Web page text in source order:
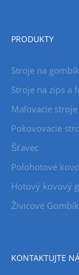
PRODUKTY
Stroje na
Stroje na zips a
Maľovacie
Pokovovacie
Šťavec
Polohotové
Hotový kovový
Živicové
KONTAKTUJTE